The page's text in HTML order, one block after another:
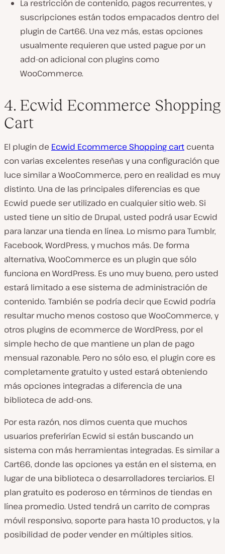
La restricción de contenido, pagos recurrentes, y
suscripciones están todos empacados dentro del
plugin de Cart66. Una vez más, estas opciones
usualmente requieren que usted pague por un
add-on adicional con plugins como
WooCommerce.
4. Ecwid Ecommerce Shopping
Cart
El plugin de Ecwid Ecommerce Shopping cart cuenta
con varias excelentes reseñas y una configuración que
luce similar a WooCommerce, pero en realidad es muy
distinto. Una de las principales diferencias es que
Ecwid puede ser utilizado en cualquier sitio web. Si
usted tiene un sitio de Drupal, usted podrá usar Ecwid
para lanzar una tienda en línea. Lo mismo para Tumblr,
Facebook, WordPress, y muchos más. De forma
alternativa, WooCommerce es un plugin que sólo
funciona en WordPress. Es uno muy bueno, pero usted
estará limitado a ese sistema de administración de
contenido. También se podría decir que Ecwid podría
resultar mucho menos costoso que WooCommerce, y
otros plugins de ecommerce de WordPress, por el
simple hecho de que mantiene un plan de pago
mensual razonable. Pero no sólo eso, el plugin core es
completamente gratuito y usted estará obteniendo
más opciones integradas a diferencia de una
biblioteca de add-ons.
Por esta razón, nos dimos cuenta que muchos
usuarios preferirían Ecwid si están buscando un
sistema con más herramientas integradas. Es similar a
Cart66, donde las opciones ya están en el sistema, en
lugar de una biblioteca o desarrolladores terciarios. El
plan gratuito es poderoso en términos de tiendas en
línea promedio. Usted tendrá un carrito de compras
móvil responsivo, soporte para hasta 10 productos, y la
posibilidad de poder vender en múltiples sitios.